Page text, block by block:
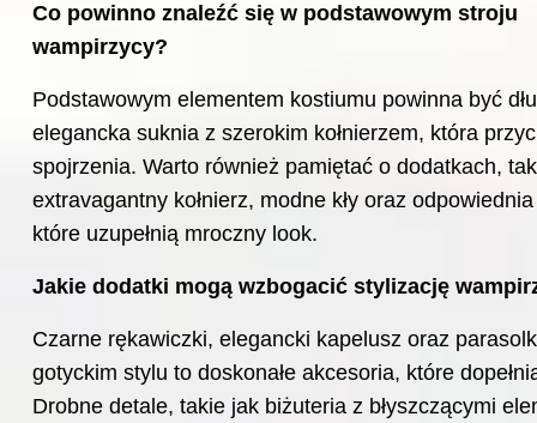
Co powinno znaleźć się w podstawowym stroju
wampirzycy?
Podstawowym elementem kostiumu powinna być
elegancka suknia z szerokim kołnierzem, która
spojrzenia. Warto również pamiętać o dodatkach,
extravagantny kołnierz, modne kły oraz
które uzupełnią mroczny look.
Jakie dodatki mogą wzbogacić stylizację
Czarne rękawiczki, elegancki kapelusz oraz
gotyckim stylu to doskonałe akcesoria, które
Drobne detale, takie jak biżuteria z błyszczącymi